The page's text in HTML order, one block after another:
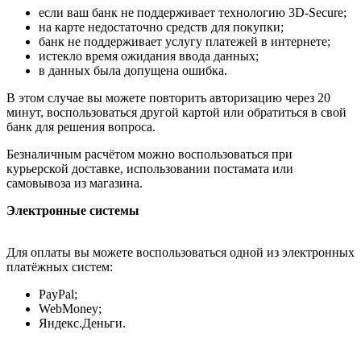
если ваш банк не поддерживает технологию 3D-Secure;
на карте недостаточно средств для покупки;
банк не поддерживает услугу платежей в интернете;
истекло время ожидания ввода данных;
в данных была допущена ошибка.
В этом случае вы можете повторить авторизацию через 20
минут, воспользоваться другой картой или обратиться в свой
банк для решения вопроса.
Безналичным расчётом можно воспользоваться при
курьерской доставке, использовании постамата или
самовывоза из магазина.
Электронные системы
Для оплаты вы можете воспользоваться одной из электронных
платёжных систем:
PayPal;
WebMoney;
Яндекс.Деньги.